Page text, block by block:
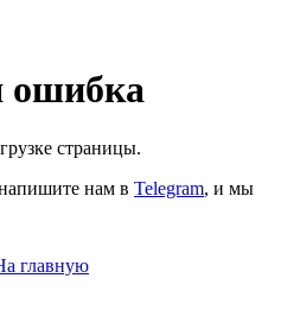
ошибка
страницы.
нам в Telegram, и мы
главную